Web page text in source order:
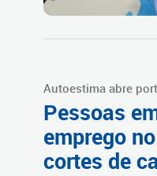
Autoestima abre
Pessoas
emprego
cortes de